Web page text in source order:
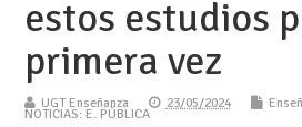
estos estudios
primera vez
UGT Enseñanza 23/05/2024
NOTICIAS: E. PÚBLICA